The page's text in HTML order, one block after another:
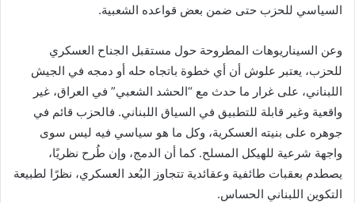
السياسي للحزب حتى ضمن بعض قواعده الشعبية.
وعن السيناريوهات المطروحة حول مستقبل الجناح العسكري
للحزب، يعتبر علوش أن أي خطوة باتجاه حله أو دمجه في الجيش
اللبناني، على غرار ما حدث مع “الحشد الشعبي” في العراق، غير
واقعية وغير قابلة للتطبيق في السياق اللبناني. فالحزب قائم في
جوهره على بنيته العسكرية، وكل ما هو سياسي فيه ليس سوى
واجهة شرعية للهيكل المسلح. كما أن الدمج، وإن طُرح نظريًا،
يصطدم بعقبات طائفية وعقائدية تتجاوز البُعد العسكري، نظرًا لطبيعة
التكوين اللبناني الحساس.